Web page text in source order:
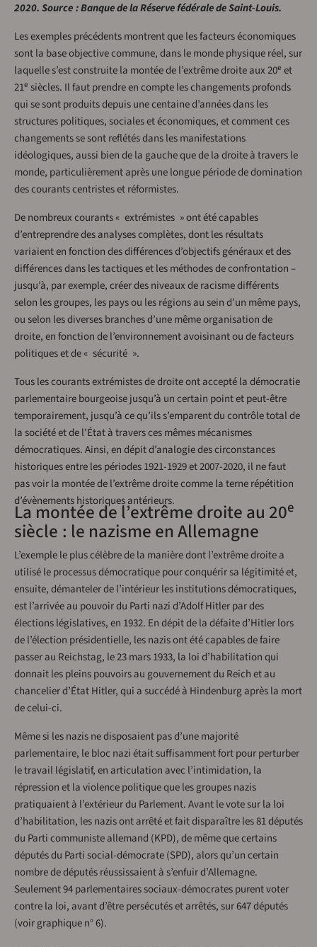
2020. Source : Banque de la Réserve fédérale de Saint-Louis.
Les exemples précédents montrent que les facteurs économiques
sont la base objective commune, dans le monde physique réel, sur
laquelle s’est construite la montée de l’extrême droite aux 20e et
21e siècles. Il faut prendre en compte les changements profonds
qui se sont produits depuis une centaine d’années dans les
structures politiques, sociales et économiques, et comment ces
changements se sont reflétés dans les manifestations
idéologiques, aussi bien de la gauche que de la droite à travers le
monde, particulièrement après une longue période de domination
des courants centristes et réformistes.
De nombreux courants « extrémistes » ont été capables
d’entreprendre des analyses complètes, dont les résultats
variaient en fonction des différences d’objectifs généraux et des
différences dans les tactiques et les méthodes de confrontation –
jusqu’à, par exemple, créer des niveaux de racisme différents
selon les groupes, les pays ou les régions au sein d’un même pays,
ou selon les diverses branches d’une même organisation de
droite, en fonction de l’environnement avoisinant ou de facteurs
politiques et de « sécurité ».
Tous les courants extrémistes de droite ont accepté la démocratie
parlementaire bourgeoise jusqu’à un certain point et peut-être
temporairement, jusqu’à ce qu’ils s’emparent du contrôle total de
la société et de l’État à travers ces mêmes mécanismes
démocratiques. Ainsi, en dépit d’analogie des circonstances
historiques entre les périodes 1921-1929 et 2007-2020, il ne faut
pas voir la montée de l’extrême droite comme la terne répétition
d’évènements historiques antérieurs.
La montée de l’extrême droite au 20e
siècle : le nazisme en Allemagne
L’exemple le plus célèbre de la manière dont l’extrême droite a
utilisé le processus démocratique pour conquérir sa légitimité et,
ensuite, démanteler de l’intérieur les institutions démocratiques,
est l’arrivée au pouvoir du Parti nazi d’Adolf Hitler par des
élections législatives, en 1932. En dépit de la défaite d’Hitler lors
de l’élection présidentielle, les nazis ont été capables de faire
passer au Reichstag, le 23 mars 1933, la loi d’habilitation qui
donnait les pleins pouvoirs au gouvernement du Reich et au
chancelier d’État Hitler, qui a succédé à Hindenburg après la mort
de celui-ci.
Même si les nazis ne disposaient pas d’une majorité
parlementaire, le bloc nazi était suffisamment fort pour perturber
le travail législatif, en articulation avec l’intimidation, la
répression et la violence politique que les groupes nazis
pratiquaient à l’extérieur du Parlement. Avant le vote sur la loi
d’habilitation, les nazis ont arrêté et fait disparaître les 81 députés
du Parti communiste allemand (KPD), de même que certains
députés du Parti social-démocrate (SPD), alors qu’un certain
nombre de députés réussissaient à s’enfuir d’Allemagne.
Seulement 94 parlementaires sociaux-démocrates purent voter
contre la loi, avant d’être persécutés et arrêtés, sur 647 députés
(voir graphique n° 6).